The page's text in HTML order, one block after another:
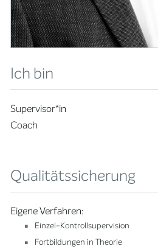
Ich bin
Supervisor*in
Coach
Qualitätssicherung
Eigene Verfahren:
Einzel-Kontrollsupervision
Fortbildungen in Theorie